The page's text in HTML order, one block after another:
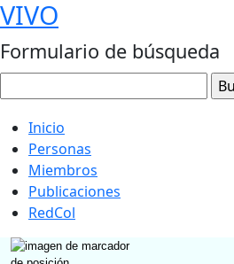
VIVO
Formulario de búsqueda
Inicio
Personas
Miembros
Publicaciones
RedCol